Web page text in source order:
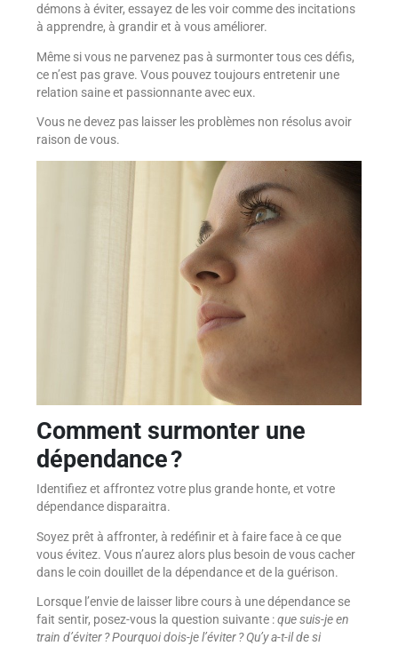
démons à éviter, essayez de les voir comme des incitations
à apprendre, à grandir et à vous améliorer.
Même si vous ne parvenez pas à surmonter tous ces défis,
ce n’est pas grave. Vous pouvez toujours entretenir une
relation saine et passionnante avec eux.
Vous ne devez pas laisser les problèmes non résolus avoir
raison de vous.
Comment surmonter une
dépendance ?
Identifiez et affrontez votre plus grande honte, et votre
dépendance disparaitra.
Soyez prêt à affronter, à redéfinir et à faire face à ce que
vous évitez. Vous n’aurez alors plus besoin de vous cacher
dans le coin douillet de la dépendance et de la guérison.
Lorsque l’envie de laisser libre cours à une dépendance se
fait sentir, posez-vous la question suivante :que suis-je en
train d’éviter ? Pourquoi dois-je l’éviter ? Qu’y a-t-il de si